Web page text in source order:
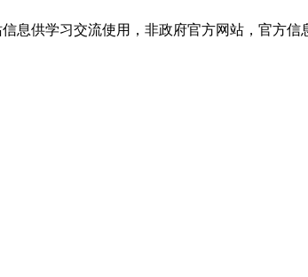
供学习交流使用，非政府官方网站，官方信